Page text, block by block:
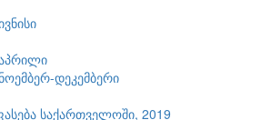
დეკემბერი
საქართველოში, 2019